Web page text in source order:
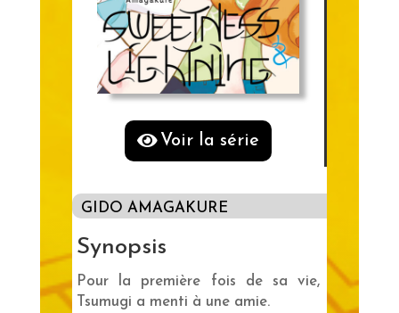
Voir la série
GIDO AMAGAKURE
Synopsis
Pour la première fois de sa vie,
Tsumugi a menti à une amie.